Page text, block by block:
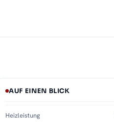
AUF EINEN BLICK
Heizleistung